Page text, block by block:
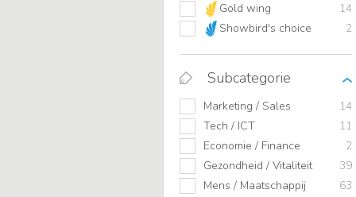
Gold wing
14
Showbird's choice
2
Subcategorie
Marketing / Sales
14
Tech / ICT
11
Economie / Finance
2
Gezondheid / Vitaliteit
39
Mens / Maatschappij
63